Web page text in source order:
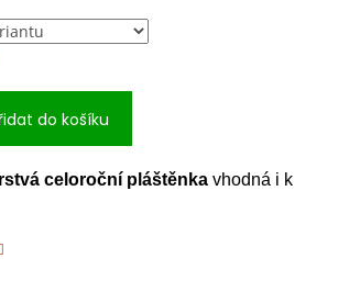
do košíku
celoroční pláštěnka vhodná i k